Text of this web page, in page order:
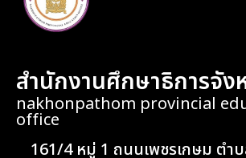
สำนักงานศึกษาธิการจั
nakhonpathom provincial
office
161/4 หมู่ 1 ถนนเพชรเกษม ตำ